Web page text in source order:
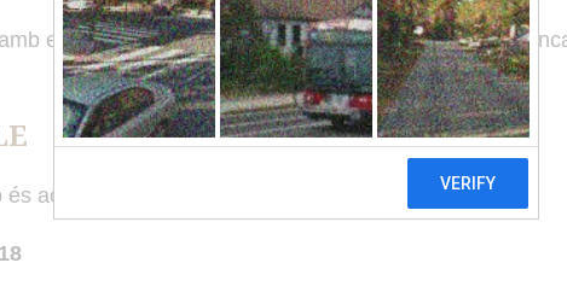
elRD 1112/2018a causa de les excepcions i la
accessible per les següents raons: